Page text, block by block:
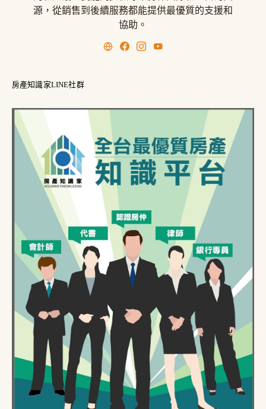
源，從銷售到後續服務都能提供最優質的支援和
協助。
房產知識家LINE社群